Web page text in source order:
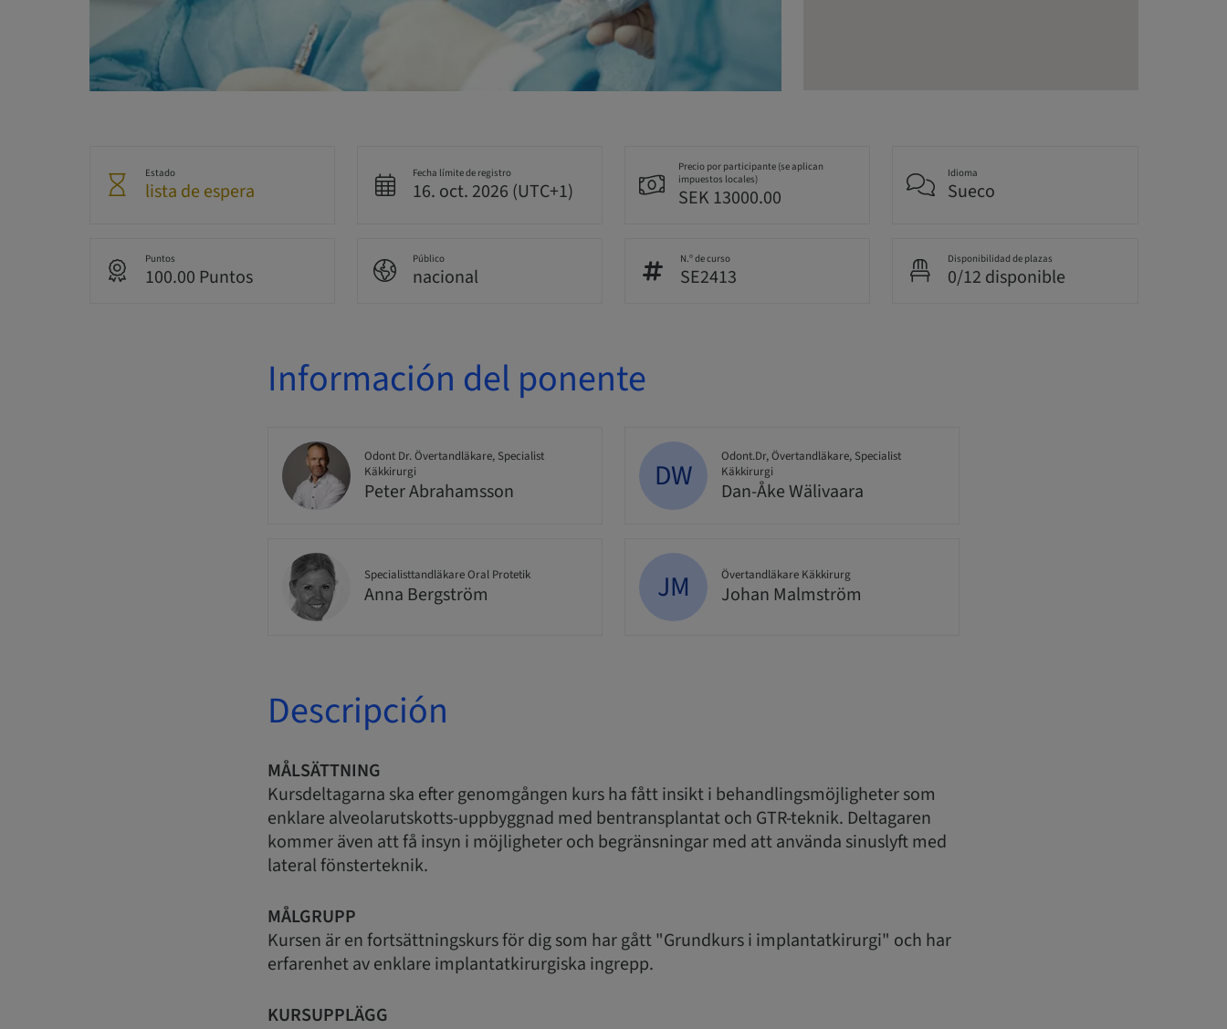
Estado
lista de espera
Fecha límite de registro
16. oct. 2026 (UTC+1)
Precio por participante (se aplican
impuestos locales)
SEK 13000.00
Idioma
Sueco
Puntos
100.00 Puntos
Público
nacional
N.º de curso
SE2413
Disponibilidad de plazas
0/12 disponible
Información del ponente
Odont Dr. Övertandläkare, Specialist
Käkkirurgi
Peter Abrahamsson DW
Odont.Dr, Övertandläkare, Specialist
Käkkirurgi
Dan-Åke Wälivaara
Specialisttandläkare Oral Protetik
Anna Bergström JM Övertandläkare Käkkirurg
Johan Malmström
Descripción
MÅLSÄTTNING
Kursdeltagarna ska efter genomgången kurs ha fått insikt i behandlingsmöjligheter som
enklare alveolarutskotts-uppbyggnad med bentransplantat och GTR-teknik. Deltagaren
kommer även att få insyn i möjligheter och begränsningar med att använda sinuslyft med
lateral fönsterteknik.
MÅLGRUPP
Kursen är en fortsättningskurs för dig som har gått "Grundkurs i implantatkirurgi" och har
erfarenhet av enklare implantatkirurgiska ingrepp.
KURSUPPLÄGG